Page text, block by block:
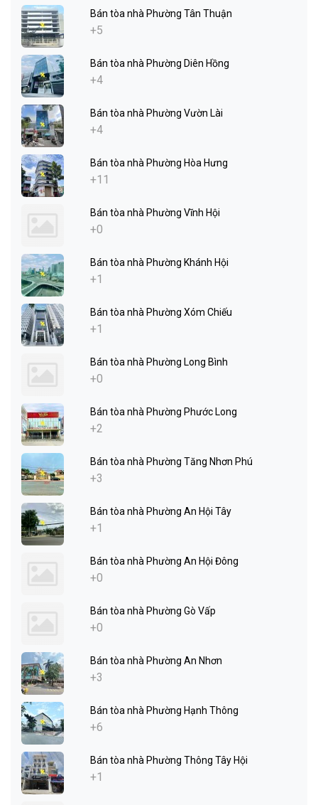
Bán tòa nhà Phường Tân Thuận
+5
Bán tòa nhà Phường Diên Hồng
+4
Bán tòa nhà Phường Vườn Lài
+4
Bán tòa nhà Phường Hòa Hưng
+11
Bán tòa nhà Phường Vĩnh Hội
+0
Bán tòa nhà Phường Khánh Hội
+1
Bán tòa nhà Phường Xóm Chiếu
+1
Bán tòa nhà Phường Long Bình
+0
Bán tòa nhà Phường Phước Long
+2
Bán tòa nhà Phường Tăng Nhơn Phú
+3
Bán tòa nhà Phường An Hội Tây
+1
Bán tòa nhà Phường An Hội Đông
+0
Bán tòa nhà Phường Gò Vấp
+0
Bán tòa nhà Phường An Nhơn
+3
Bán tòa nhà Phường Hạnh Thông
+6
Bán tòa nhà Phường Thông Tây Hội
+1